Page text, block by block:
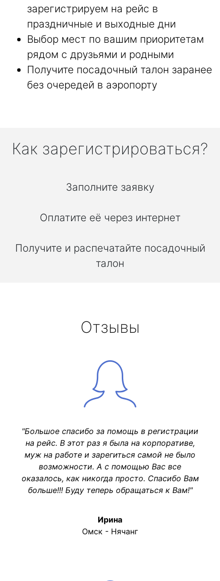
зарегистрируем на рейс в
праздничные и выходные дни
Выбор мест по вашим приоритетам
рядом с друзьями и родными
Получите посадочный талон заранее
без очередей в аэропорту
Как зарегистрироваться?
Заполните заявку
Оплатите её через интернет
Получите и распечатайте посадочный
талон
Отзывы
"Большое спасибо за помощь в регистрации
на рейс. В этот раз я была на корпоративе,
муж на работе и зарегиться самой не было
возможности. А с помощью Вас все
оказалось, как никогда просто. Спасибо Вам
больше!!! Буду теперь обращаться к Вам!"
Ирина
Омск - Нячанг